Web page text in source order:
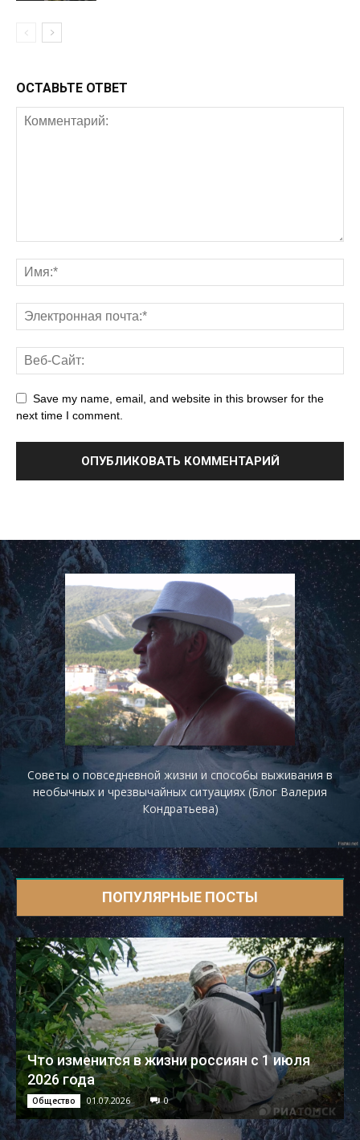
ОСТАВЬТЕ ОТВЕТ
Save my name, email, and website in this browser for the
next time I comment.
Советы о повседневной жизни и способы выживания в
необычных и чрезвычайных ситуациях (Блог Валерия
Кондратьева)
ПОПУЛЯРНЫЕ ПОСТЫ
Что изменится в жизни россиян с 1 июля
2026 года
Общество 01.07.2026 0